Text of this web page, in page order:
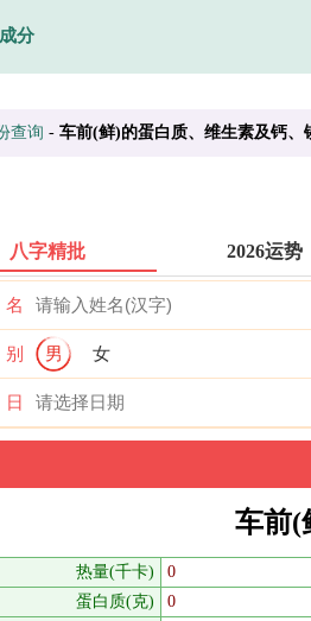
分
查询 - 车前(鲜)的蛋白质、维生素及钙、
八字精批 2026运势
男 女
车前(
热量(千卡) 0
蛋白质(克)
0